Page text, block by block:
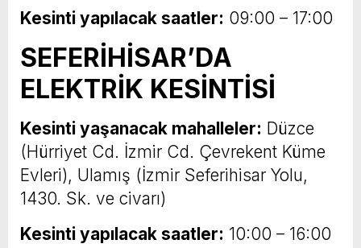
Kesinti yapılacak saatler: 09:00 – 17:00
SEFERİHİSAR’DA
ELEKTRİK KESİNTİSİ
Kesinti yaşanacak mahalleler: Düzce
(Hürriyet Cd. İzmir Cd. Çevrekent Küme
Evleri), Ulamış (İzmir Seferihisar Yolu,
1430. Sk. ve civarı)
Kesinti yapılacak saatler: 10:00 – 16:00